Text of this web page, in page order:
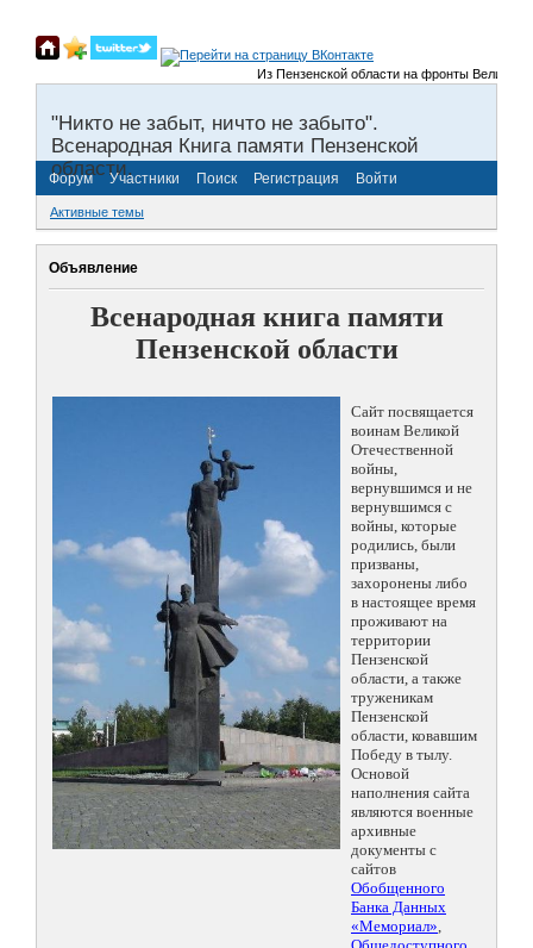
Из Пензенской области на фронты Великой
"Никто не забыт, ничто не забыто".
Всенародная Книга памяти Пензенской
области.
Форум Участники Поиск Регистрация Войти
Активные темы
Объявление
Всенародная книга памяти
Пензенской области
Сайт посвящается
воинам Великой
Отечественной
войны,
вернувшимся и не
вернувшимся с
войны, которые
родились, были
призваны,
захоронены либо
в настоящее время
проживают на
территории
Пензенской
области, а также
труженикам
Пензенской
области, ковавшим
Победу в тылу.
Основой
наполнения сайта
являются военные
архивные
документы с
сайтов
Обобщенного
Банка Данных
«Мемориал»,